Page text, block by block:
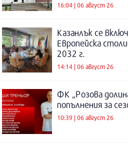
16:04 | 06 август 26
Казанлък се
Европейска
2032 г.
14:14 | 06 август 26
ФК „Розова
попълнения за
10:39 | 06 август 26